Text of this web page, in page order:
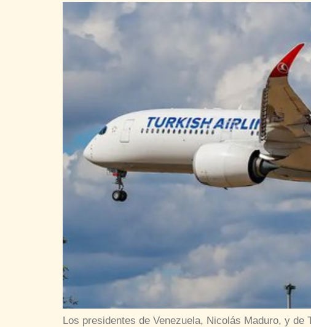
Los presidentes de Venezuela, Nicolás Maduro, y